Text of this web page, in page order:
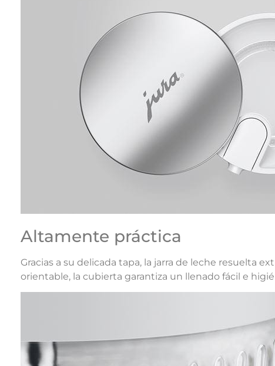
Altamente práctica
Gracias a su delicada tapa, la jarra de leche resuelta
orientable, la cubierta garantiza un llenado fácil e